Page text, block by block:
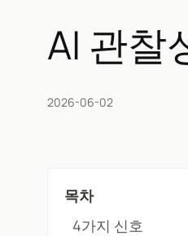
AI 관찰
2026-06-02
목차
4가지 신호